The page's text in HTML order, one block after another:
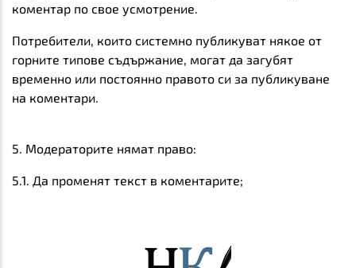
коментар по свое усмотрение.
Потребители, които системно публикуват някое от
горните типове съдържание, могат да загубят
временно или постоянно правото си за публикуване
на коментари.
5. Модераторите нямат право:
5.1. Да променят текст в коментарите;